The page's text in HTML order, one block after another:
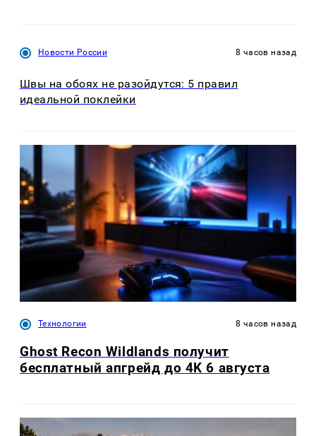
Новости России 8 часов назад
Швы на обоях не разойдутся: 5 правил
идеальной поклейки
Технологии 8 часов назад
Ghost Recon Wildlands получит
бесплатный апгрейд до 4K 6 августа